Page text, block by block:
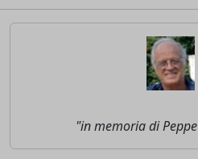
"in memoria di